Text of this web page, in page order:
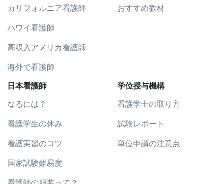
カリフォルニア看護師
ハワイ看護師
高収入アメリカ看護師
海外で看護師
おすすめ教材
日本看護師
なるには？
看護学生の休み
看護実習のコツ
国家試験難易度
学位授与機構
看護学士の取り方
試験レポート
単位申請の注意点